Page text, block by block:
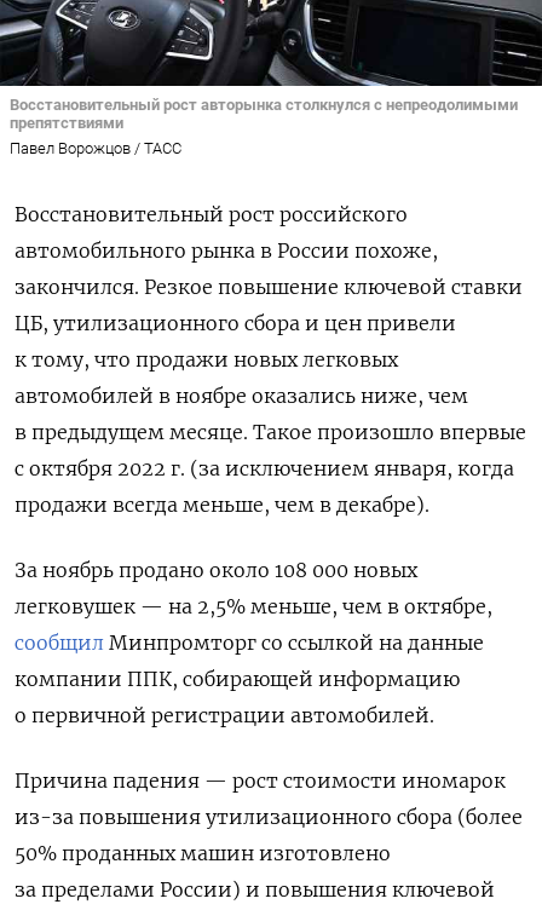
Восстановительный рост авторынка столкнулся с непреодолимыми
препятствиями
Павел Ворожцов / ТАСС
Восстановительный рост российского
автомобильного рынка в России похоже,
закончился. Резкое повышение ключевой ставки
ЦБ, утилизационного сбора и цен привели
к тому, что продажи новых легковых
автомобилей в ноябре оказались ниже, чем
в предыдущем месяце. Такое произошло впервые
с октября 2022 г. (за исключением января, когда
продажи всегда меньше, чем в декабре).
За ноябрь продано около 108 000 новых
легковушек — на 2,5% меньше, чем в октябре,
сообщил Минпромторг со ссылкой на данные
компании ППК, собирающей информацию
о первичной регистрации автомобилей.
Причина падения — рост стоимости иномарок
из-за повышения утилизационного сбора (более
50% проданных машин изготовлено
за пределами России) и повышения ключевой